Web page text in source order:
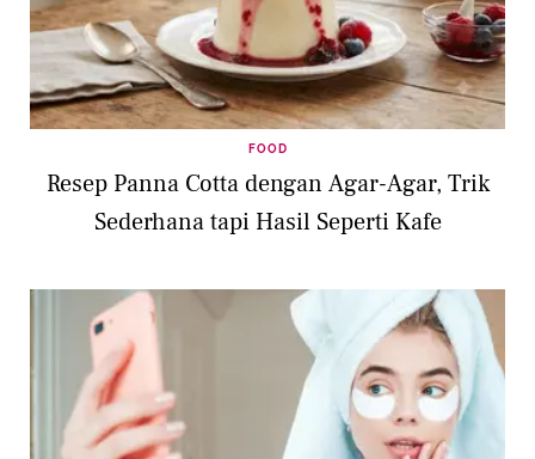
FOOD
Resep Panna Cotta dengan Agar-Agar, Trik
Sederhana tapi Hasil Seperti Kafe